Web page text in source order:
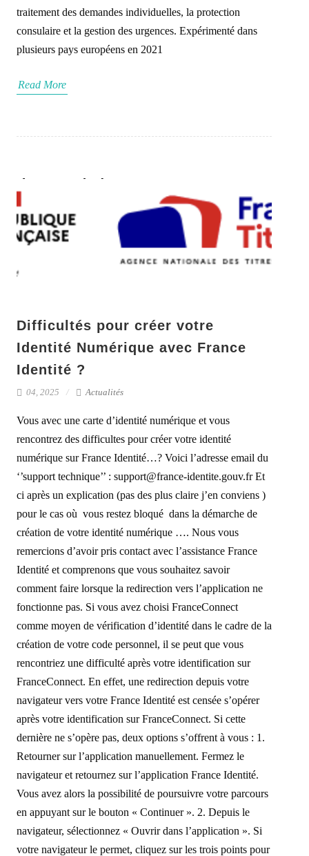
traitement des demandes individuelles, la protection
consulaire et la gestion des urgences. Expérimenté dans
plusieurs pays européens en 2021
Read More
Difficultés pour créer votre
Identité Numérique avec France
Identité ?
04, 2025 Actualités
Vous avec une carte d’identité numérique et vous
rencontrez des difficultes pour créer votre identité
numérique sur France Identité…? Voici l’adresse email du
‘’support technique’’ : support@france-identite.gouv.fr Et
ci après un explication (pas des plus claire j’en conviens )
pour le cas où vous restez bloqué dans la démarche de
création de votre identité numérique …. Nous vous
remercions d’avoir pris contact avec l’assistance France
Identité et comprenons que vous souhaitez savoir
comment faire lorsque la redirection vers l’application ne
fonctionne pas. Si vous avez choisi FranceConnect
comme moyen de vérification d’identité dans le cadre de la
création de votre code personnel, il se peut que vous
rencontriez une difficulté après votre identification sur
FranceConnect. En effet, une redirection depuis votre
navigateur vers votre France Identité est censée s’opérer
après votre identification sur FranceConnect. Si cette
dernière ne s’opère pas, deux options s’offrent à vous : 1.
Retourner sur l’application manuellement. Fermez le
navigateur et retournez sur l’application France Identité.
Vous avez alors la possibilité de poursuivre votre parcours
en appuyant sur le bouton « Continuer ». 2. Depuis le
navigateur, sélectionnez « Ouvrir dans l’application ». Si
votre navigateur le permet, cliquez sur les trois points pour